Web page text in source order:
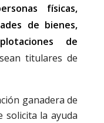
físicas,
de bienes,
de
titulares de
ganadera de
solicita la ayuda